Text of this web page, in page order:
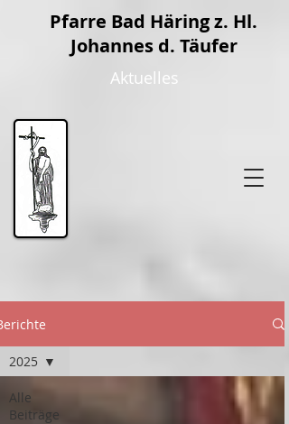
Pfarre Bad Häring z. Hl.
Johannes d. Täufer
Aktuelles
Alle
Beiträge
2025